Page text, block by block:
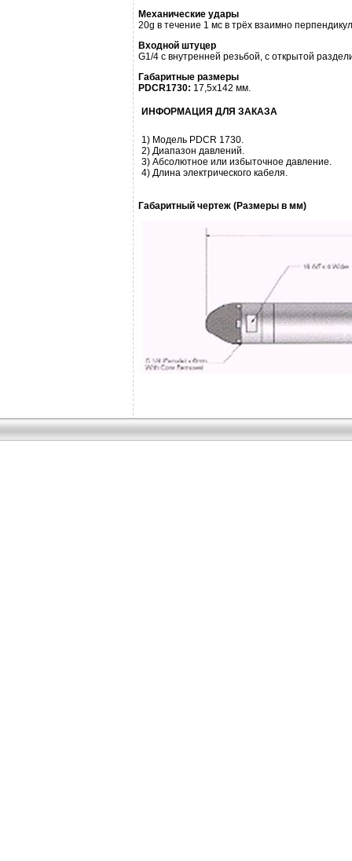
Механические удары
20g в течение 1 мс в трёх взаимно
Входной штуцер
G1/4 с внутренней резьбой, с открытой
Габаритные размеры
PDCR1730: 17,5х142 мм.
ИНФОРМАЦИЯ ДЛЯ ЗАКАЗА
1) Модель PDCR 1730.
2) Диапазон давлений.
3) Абсолютное или избыточное давление.
4) Длина электрического кабеля.
Габаритный чертеж (Размеры в мм)